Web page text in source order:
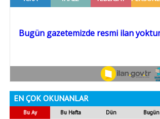
Yaz Ayları Artık Bir Mevsim Değil; Uyarı
5.08.2026
Mehmet Selvi
Abdullah Biçer
6.03.2026
EN ÇOK OKUNANLAR
Bu Ay Bu Hafta Dün Bugün